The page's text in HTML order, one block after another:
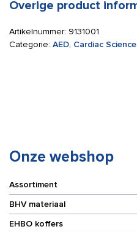
Overige product
Artikelnummer: 9131001
Categorie: AED, Cardiac Science
Onze webshop
Assortiment
BHV materiaal
EHBO koffers